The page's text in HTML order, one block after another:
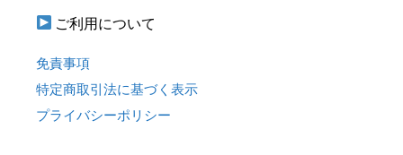
ご利用について
免責事項
特定商取引法に基づく表示
プライバシーポリシー